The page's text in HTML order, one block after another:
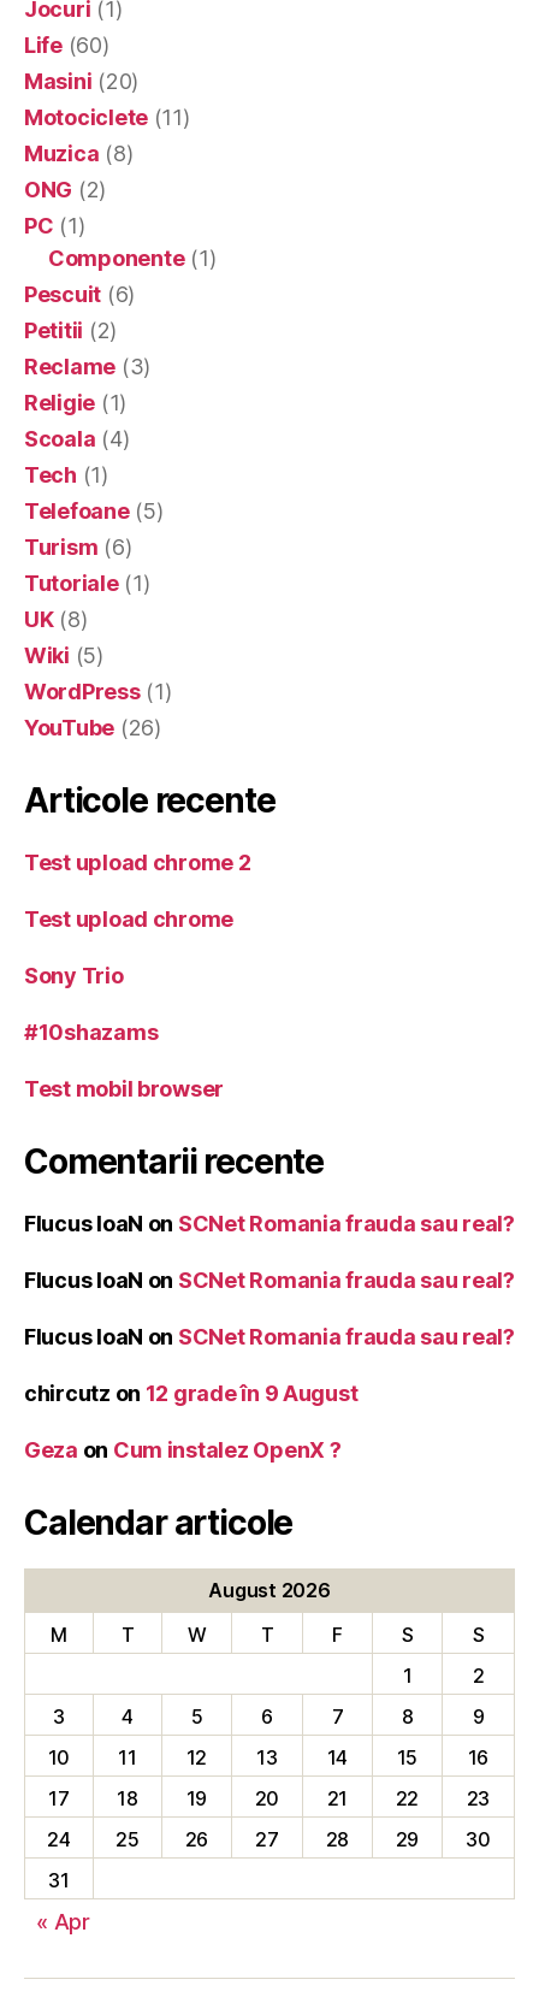
Jocuri (1)
Life(60)
Masini (20)
Motociclete (11)
Muzica (8)
ONG (2)
PC (1)
Componente(1)
Pescuit (6)
Petitii (2)
Reclame (3)
Religie (1)
Scoala (4)
Tech (1)
Telefoane(5)
Turism (6)
Tutoriale(1)
UK(8)
Wiki (5)
WordPress(1)
YouTube (26)
Articole recente
Test upload chrome 2
Test upload chrome
Sony Trio
#10shazams
Test mobil browser
Comentarii recente
Flucus IoaN on SCNet Romania frauda sau real?
Flucus IoaN on SCNet Romania frauda sau real?
Flucus IoaN on SCNet Romania frauda sau real?
chircutz on 12 grade în 9 August
Geza on Cum instalez OpenX ?
Calendar articole
August 2026
M
T W T F S
S
1
2
3
4 5 6 7 8
9
10
11 12 13 14 15
16
17
18 19 20 21 22
23
24
25 26 27 28 29
30
31
« Apr